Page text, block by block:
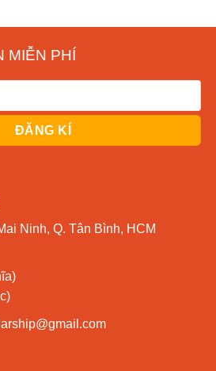
MIỄN PHÍ
Ninh, Q. Tân Bình, HCM